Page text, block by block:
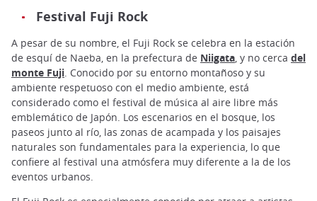
Festival Fuji Rock
A pesar de su nombre, el Fuji Rock se celebra en la estación
de esquí de Naeba, en la prefectura de Niigata, y no cerca del
monte Fuji. Conocido por su entorno montañoso y su
ambiente respetuoso con el medio ambiente, está
considerado como el festival de música al aire libre más
emblemático de Japón. Los escenarios en el bosque, los
paseos junto al río, las zonas de acampada y los paisajes
naturales son fundamentales para la experiencia, lo que
confiere al festival una atmósfera muy diferente a la de los
eventos urbanos.